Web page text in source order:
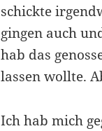
schickte
gingen auch
hab das
lassen wollte.
Ich hab mich